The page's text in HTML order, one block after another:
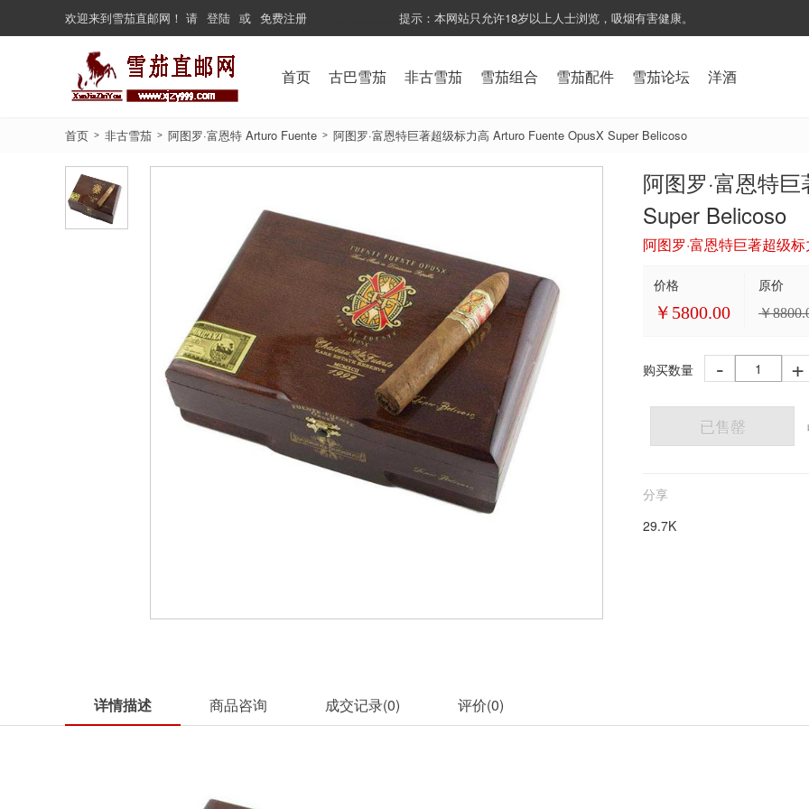
欢迎来到雪茄直邮网 ！ 请 登陆 或 免费注册 提示：本网站只允许18岁以上人士浏览，吸烟有害健康。
首页 古巴雪茄 非古雪茄 雪茄组合 雪茄配件 雪茄论坛 洋酒
首页 > 非古雪茄 > 阿图罗·富恩特 Arturo Fuente > 阿图罗·富恩特巨著超级标力高 Arturo Fuente OpusX Super Belicoso
阿图罗·富恩特
Super Belicoso
阿图罗·富恩特巨著超级
价格
￥ 5800.00
原价
￥
购买数量 - +
已售罄
分享
29.7K
详情描述 商品咨询 成交记录(0) 评价(0)